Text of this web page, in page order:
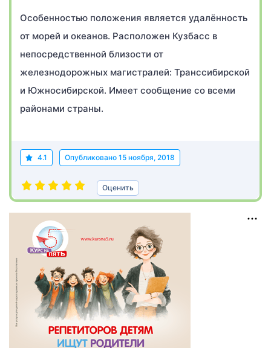
Особенностью положения является удалённость
от морей и океанов. Расположен Кузбасс в
непосредственной близости от
железнодорожных магистралей: Транссибирской
и Южносибирской. Имеет сообщение со всеми
районами страны.
4.1 Опубликовано 15 ноября, 2018
Оценить